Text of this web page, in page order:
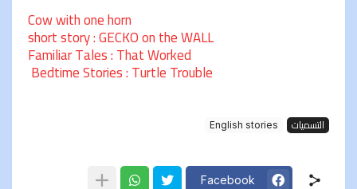
Cow with one horn
short story : GECKO on the WALL
Familiar Tales : That Worked
Bedtime Stories : Turtle Trouble
التسميات English stories
Facebook